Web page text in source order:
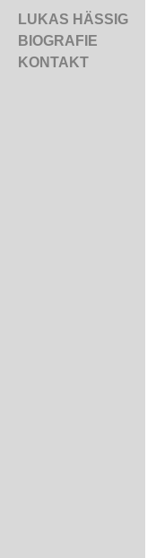
LUKAS HÄSSIG
BIOGRAFIE
KONTAKT